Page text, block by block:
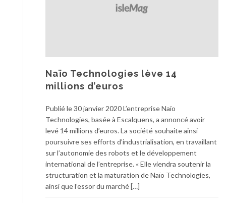
Naïo Technologies lève 14
millions d’euros
Publié le 30 janvier 2020 L’entreprise Naïo
Technologies, basée à Escalquens, a annoncé avoir
levé 14 millions d’euros. La société souhaite ainsi
poursuivre ses efforts d’industrialisation, en travaillant
sur l’autonomie des robots et le développement
international de l’entreprise. « Elle viendra soutenir la
structuration et la maturation de Naïo Technologies,
ainsi que l’essor du marché […]